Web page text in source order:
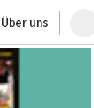
Über uns